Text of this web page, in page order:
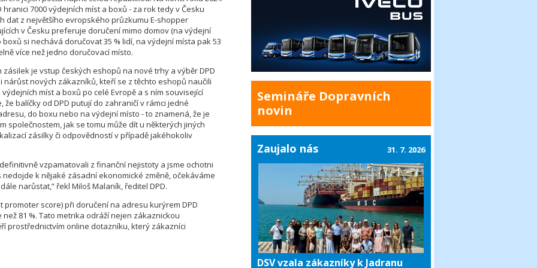
hranici 7000 výdejních míst a boxů - za rok tedy v Česku
dat z největšího evropského průzkumu E-shopper
v Česku preferuje doručení mimo domov (na výdejní
si nechává doručovat 35 % lidí, na výdejní místa pak 53
více než jedno doručovací místo.
je vstup českých eshopů na nové trhy a výběr DPD
nových zákazníků, kteří se z těchto eshopů naučili
míst a boxů po celé Evropě a s ním související
balíčky od DPD putují do zahraničí v rámci jedné
do boxu nebo na výdejní místo - to znamená, že je
společnostem, jak se tomu může dít u některých jiných
zásilky či odpovědností v případě jakéhokoliv
vzpamatovali z finanční nejistoty a jsme ochotni
k nějaké zásadní ekonomické změně, očekáváme
narůstat,” řekl Miloš Malaník, ředitel DPD.
promoter score) při doručení na adresu kurýrem DPD
81 %. Tato metrika odráží nejen zákaznickou
prostřednictvím online dotazníku, který zákazníci
Semináře Dopravních
novin
Zaujalo nás
DSV vzala zákazníky k Jadranu
31. 7. 2026